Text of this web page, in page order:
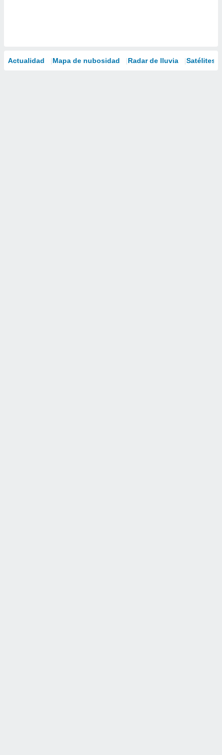
Actualidad Mapa de nubosidad Radar de lluvia Satélites